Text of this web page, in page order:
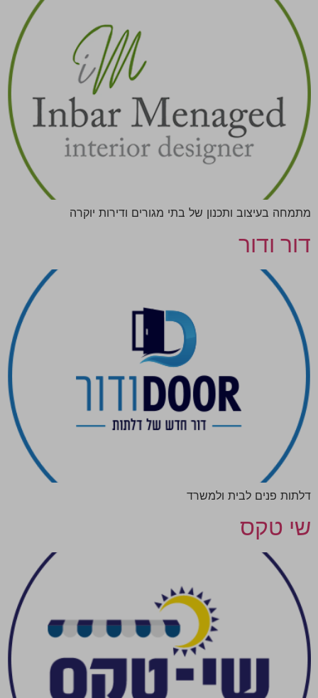
מתמחה בעיצוב ותכנון של בתי מגורים ודירות יוקרה
דור ודור
דלתות פנים לבית ולמשרד
שי טקס